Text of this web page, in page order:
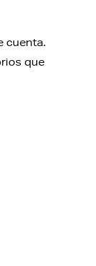
cuenta.
que